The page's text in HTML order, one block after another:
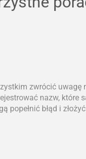
zwrócić uwagę
nazw, które
popełnić błąd i złożyć